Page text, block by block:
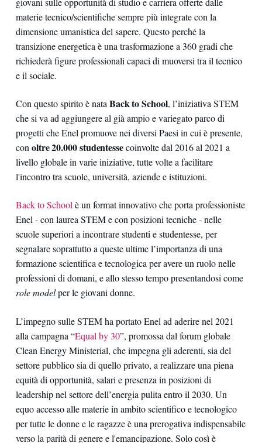
materie tecnico/scientifiche sempre più integrate con la
dimensione umanistica del sapere. Questo perché la
transizione energetica è una trasformazione a 360 gradi che
richiederà figure professionali capaci di muoversi tra il tecnico
e il sociale.
Con questo spirito è nataBack to School, l’iniziativa STEM
che si va ad aggiungere al già ampio e variegato parco di
progetti che Enel promuove nei diversi Paesi in cui è presente,
conoltre 20.000 studentessecoinvolte dal 2016 al 2021 a
livello globale in varie iniziative, tutte volte a facilitare
l'incontro tra scuole, università, aziende e istituzioni.
Back to Schoolè un format innovativo che porta professioniste
Enel - con laurea STEM e con posizioni tecniche - nelle
scuole superiori a incontrare studenti e studentesse, per
segnalare soprattutto a queste ultime l’importanza di una
formazione scientifica e tecnologica per avere un ruolo nelle
professioni di domani, e allo stesso tempo presentandosi come
role modelper le giovani donne.
L’impegno sulle STEM ha portato Enel ad aderire nel 2021
alla campagna “Equal by 30”, promossa dal forum globale
Clean Energy Ministerial, che impegna gli aderenti, sia del
settore pubblico sia di quello privato, a realizzare una piena
equità di opportunità, salari e presenza in posizioni di
leadership nel settore dell’energia pulita entro il 2030. Un
equo accesso alle materie in ambito scientifico e tecnologico
per tutte le donne e le ragazze è una prerogativa indispensabile
verso la parità di genere e l'emancipazione. Solo così è